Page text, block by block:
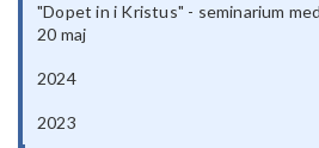
"Dopet in i Kristus" - seminarium
20 maj
2024
2023